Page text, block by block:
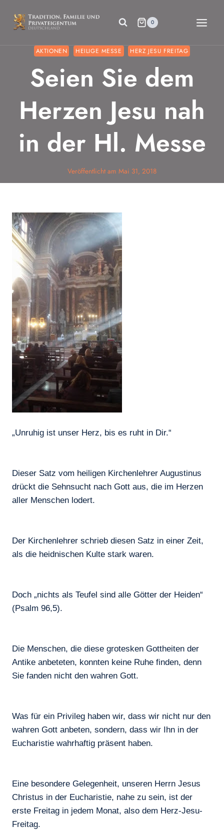
Inhalt
springen
0
AKTIONEN HEILIGE MESSE HERZ JESU FREITAG
Seien Sie dem
Herzen Jesu nah
in der Hl. Messe
Veröffentlicht am Mai 31, 2018
„Unruhig ist unser Herz, bis es ruht in Dir.“
Dieser Satz vom heiligen Kirchenlehrer Augustinus
drückt die Sehnsucht nach Gott aus, die im Herzen
aller Menschen lodert.
Der Kirchenlehrer schrieb diesen Satz in einer Zeit,
als die heidnischen Kulte stark waren.
Doch „nichts als Teufel sind alle Götter der Heiden“
(Psalm 96,5).
Die Menschen, die diese grotesken Gottheiten der
Antike anbeteten, konnten keine Ruhe finden, denn
Sie fanden nicht den wahren Gott.
Was für ein Privileg haben wir, dass wir nicht nur den
wahren Gott anbeten, sondern, dass wir Ihn in der
Eucharistie wahrhaftig präsent haben.
Eine besondere Gelegenheit, unseren Herrn Jesus
Christus in der Eucharistie, nahe zu sein, ist der
erste Freitag in jedem Monat, also dem Herz-Jesu-
Freitag.